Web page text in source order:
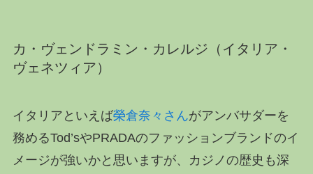
カ・ヴェンドラミン・カレルジ（イタリア・
ヴェネツィア）
イタリアといえば榮倉奈々さんがアンバサダーを
務めるTod’sやPRADAのファッションブランドのイ
メージが強いかと思いますが、カジノの歴史も深